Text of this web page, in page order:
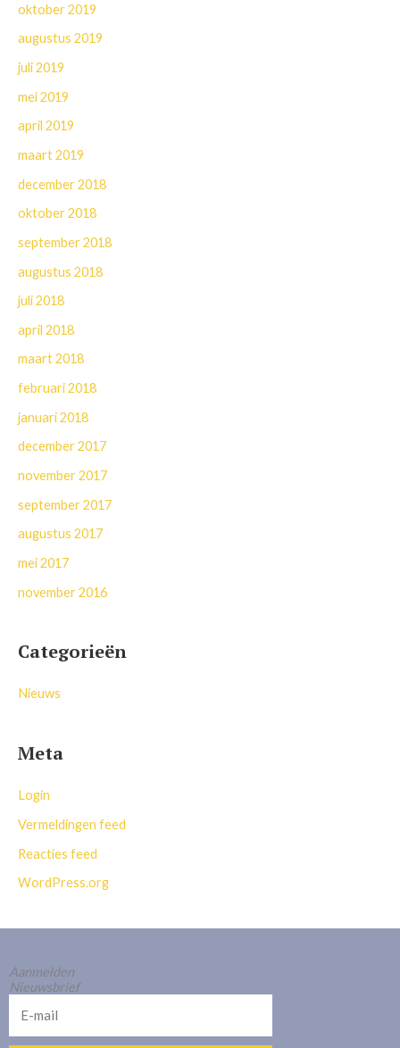
oktober 2019
augustus 2019
juli 2019
mei 2019
april 2019
maart 2019
december 2018
oktober 2018
september 2018
augustus 2018
juli 2018
april 2018
maart 2018
februari 2018
januari 2018
december 2017
november 2017
september 2017
augustus 2017
mei 2017
november 2016
Categorieën
Nieuws
Meta
Login
Vermeldingen feed
Reacties feed
WordPress.org
Aanmelden
Nieuwsbrief
mail